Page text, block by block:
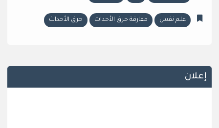
علم نفس مفارقة حرق الأحداث حرق الأحداث
إعلان